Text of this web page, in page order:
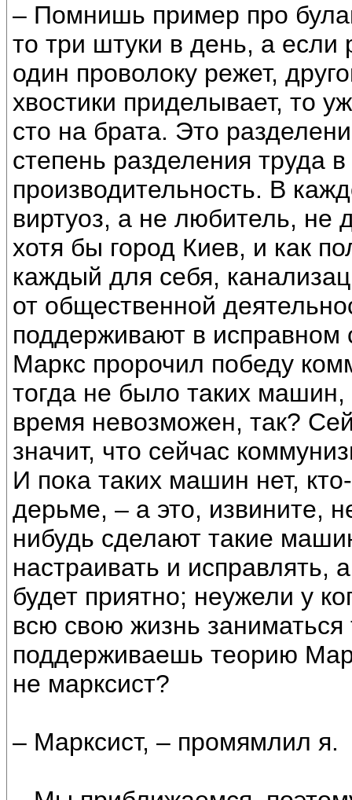
– Помнишь пример про
то три штуки в день, а если
один проволоку режет,
хвостики приделывает, то
сто на брата. Это
степень разделения труда
производительность. В
виртуоз, а не любитель, не
хотя бы город Киев, и как
каждый для себя,
от общественной
поддерживают в
Маркс пророчил победу
тогда не было таких
время невозможен, так?
значит, что сейчас
И пока таких машин нет,
дерьме, – а это, извините,
нибудь сделают такие
настраивать и исправлять,
будет приятно; неужели у
всю свою жизнь
поддерживаешь теорию
не марксист?
– Марксист, – промямлил я.